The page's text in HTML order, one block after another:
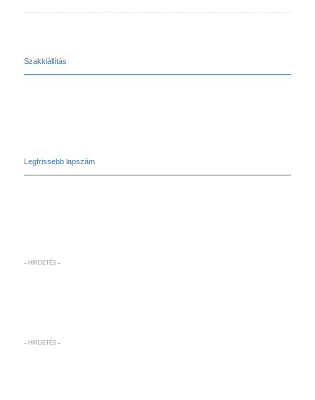
Szakkiállítás
Legfrissebb lapszám
– HIRDETÉS –
– HIRDETÉS –